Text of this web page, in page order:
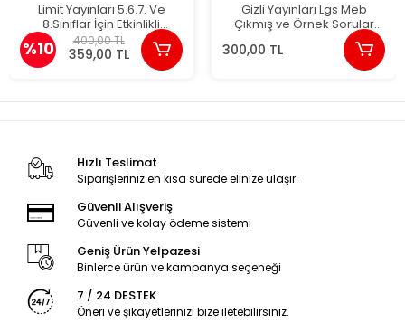
Limit Yayınları 5.6.7. Ve
8.Sınıflar İçin Etkinlikli
Atasözleri Ve Deyimler
Soru Bankası
%10 400,00 TL
359,00 TL
Gizli Yayınları Lgs Meb
Çıkmış ve Örnek Sorular
Türkçe 15'li Deneme-Meb
Böyle Sordu
300,00 TL
Hızlı Teslimat
Siparişleriniz en kısa sürede elinize ulaşır.
Güvenli Alışveriş
Güvenli ve kolay ödeme sistemi
Geniş Ürün Yelpazesi
Binlerce ürün ve kampanya seçeneği
7 / 24 DESTEK
Öneri ve şikayetlerinizi bize iletebilirsiniz.